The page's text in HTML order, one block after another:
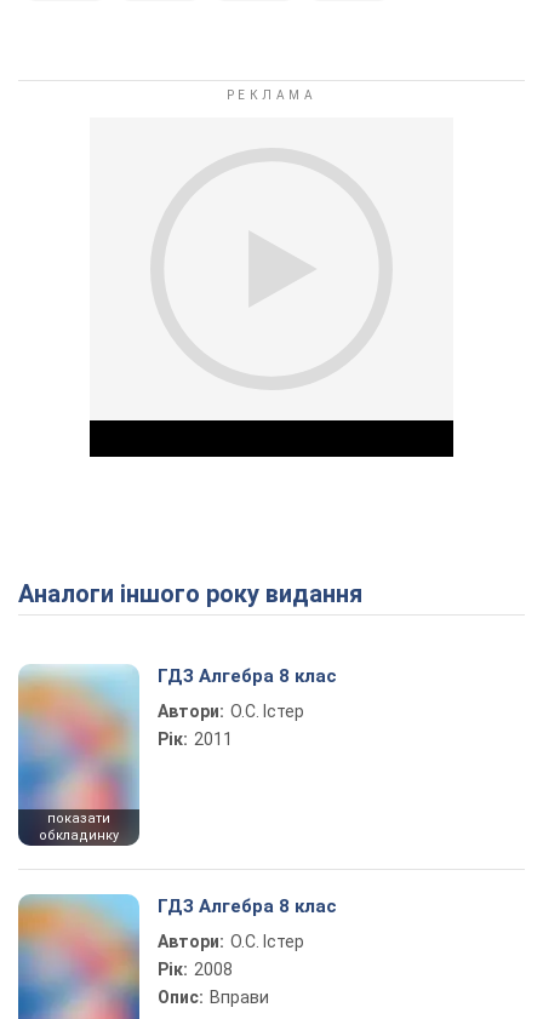
Play Video
Аналоги іншого року видання
показати
обкладинку
ГДЗ Алгебра 8 клас
Автори: О.С. Істер
Рік: 2011
ГДЗ Алгебра 8 клас
Автори: О.С. Істер
Рік: 2008
Опис: Вправи